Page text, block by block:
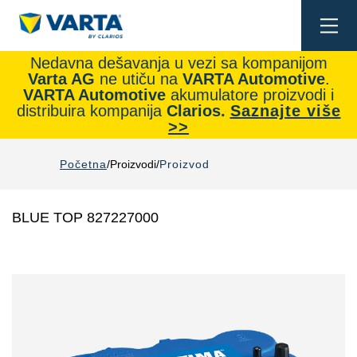
Nedavna dešavanja u vezi sa kompanijom
Varta AG ne utiču na VARTA Automotive.
VARTA Automotive akumulatore proizvodi i
distribuira kompanija Clarios. Saznajte više
>>
Početna Proizvodi Proizvod
BLUE TOP 827227000